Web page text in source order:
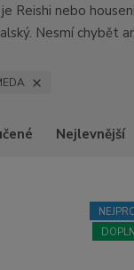
Reishi nebo
Nesmí chybět
Nejlevnější